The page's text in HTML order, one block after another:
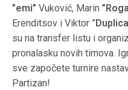
”emi” Vuković, Marin
Erenditsov i Viktor ”
su na transfer listu i
pronalasku novih timova.
sve započete turnire
Partizan!